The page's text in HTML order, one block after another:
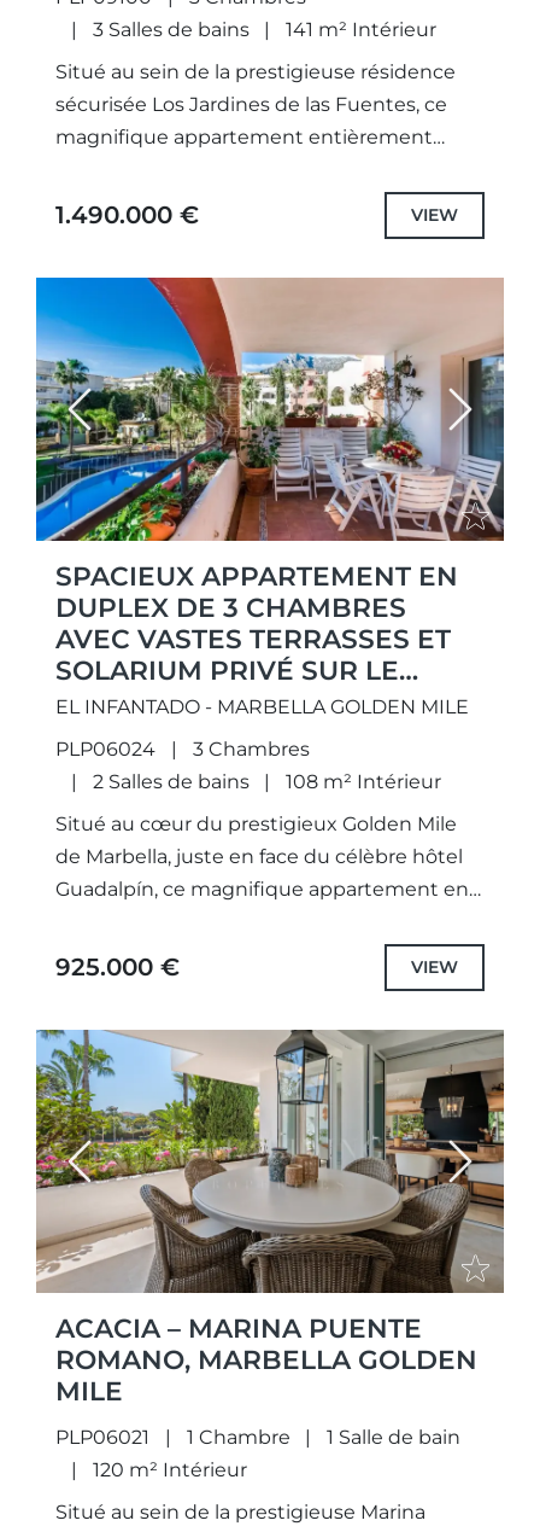
3 Salles de bains
141 m² Intérieur
Situé au sein de la prestigieuse résidence
sécurisée Los Jardines de las Fuentes, ce
magnifique appartement entièrement
d'acquérir une propriété prête à
1.490.000 € VIEW
Previous Next
SPACIEUX APPARTEMENT EN
DUPLEX DE 3 CHAMBRES
AVEC VASTES TERRASSES ET
SOLARIUM PRIVÉ SUR LE
GOLDEN MILE DE MARBELLA
EL INFANTADO - MARBELLA GOLDEN MILE
PLP06024
3 Chambres
2 Salles de bains
108 m² Intérieur
Situé au cœur du prestigieux Golden Mile
de Marbella, juste en face du célèbre hôtel
Guadalpín, ce magnifique appartement en
d’exceptionnels espaces extérieurs et un...
925.000 € VIEW
Previous Next
ACACIA – MARINA PUENTE
ROMANO, MARBELLA GOLDEN
MILE
PLP06021 1 Chambre
1 Salle de bain
120 m² Intérieur
Situé au sein de la prestigieuse Marina